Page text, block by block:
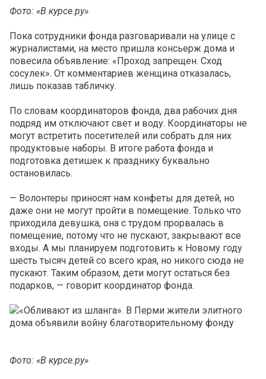
Фото: «В курсе.ру»
Пока сотрудники фонда разговаривали на улице с
журналистами, на место пришла консьерж дома и
повесила объявление: «Проход запрещен. Сход
сосулек». От комментариев женщина отказалась,
лишь показав табличку.
По словам координаторов фонда, два рабочих дня
подряд им отключают свет и воду. Координаторы не
могут встретить посетителей или собрать для них
продуктовые наборы. В итоге работа фонда и
подготовка детишек к празднику буквально
остановилась.
— Волонтеры приносят нам конфеты для детей, но
даже они не могут пройти в помещение. Только что
приходила девушка, она с трудом прорвалась в
помещение, потому что не пускают, закрывают все
входы. А мы планируем подготовить к Новому году
шесть тысяч детей со всего края, но никого сюда не
пускают. Таким образом, дети могут остаться без
подарков, — говорит координатор фонда.
Фото: «В курсе.ру»